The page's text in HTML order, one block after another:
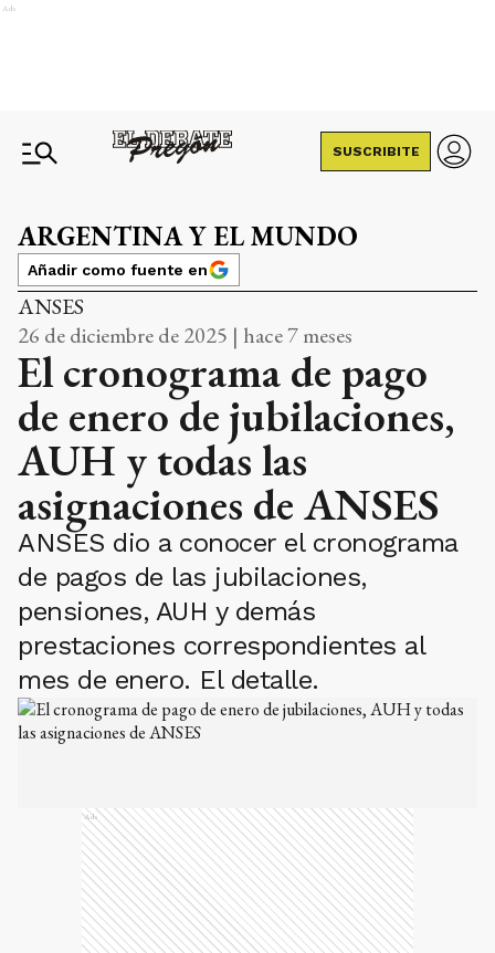
Ads
SUSCRIBITE
ARGENTINA Y EL MUNDO
Añadir como fuente en
ANSES
26 de diciembre de 2025 | hace 7 meses
El cronograma de pago
de enero de jubilaciones,
AUH y todas las
asignaciones de ANSES
ANSES dio a conocer el cronograma
de pagos de las jubilaciones,
pensiones, AUH y demás
prestaciones correspondientes al
mes de enero. El detalle.
Ads